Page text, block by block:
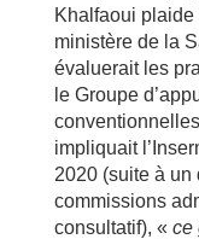
Khalfaoui
ministère de la
évaluerait les
le Groupe
impliquait
2020 (suite à un
commissions
consultatif), « ce